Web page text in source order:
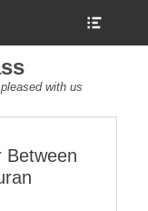
with us
Between